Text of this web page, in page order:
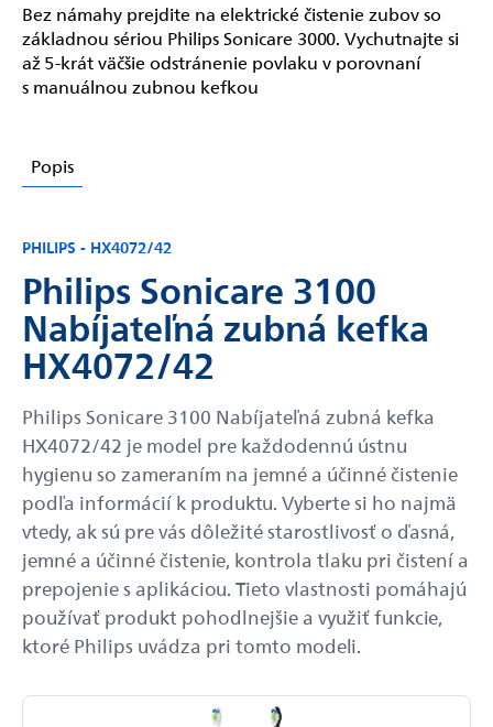
Bez námahy prejdite na elektrické čistenie zubov so
základnou sériou Philips Sonicare 3000. Vychutnajte si
až 5-krát väčšie odstránenie povlaku v porovnaní
s manuálnou zubnou kefkou
Popis
PHILIPS - HX4072/42
Philips Sonicare 3100
Nabíjateľná zubná kefka
HX4072/42
Philips Sonicare 3100 Nabíjateľná zubná kefka
HX4072/42 je model pre každodennú ústnu
hygienu so zameraním na jemné a účinné čistenie
podľa informácií k produktu. Vyberte si ho najmä
vtedy, ak sú pre vás dôležité starostlivosť o ďasná,
jemné a účinné čistenie, kontrola tlaku pri čistení a
prepojenie s aplikáciou. Tieto vlastnosti pomáhajú
používať produkt pohodlnejšie a využiť funkcie,
ktoré Philips uvádza pri tomto modeli.